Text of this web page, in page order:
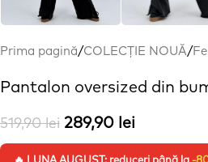
Prima pagină/COLECȚIE NOUĂ/
Pantalon oversized din
519,90lei 289,90 lei